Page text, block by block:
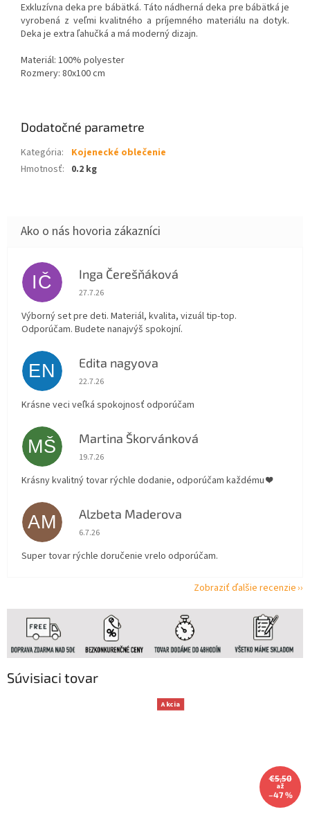
Súvisiaci tovar
Akcia
€5,50
až
–47 %
Exkluzívna deka pre bábätká. Táto nádherná deka pre bábätká je
vyrobená z veľmi kvalitného a príjemného materiálu na dotyk.
Deka je extra ľahučká a má moderný dizajn.
Materiál: 100% polyester
Rozmery: 80x100 cm
Dodatočné parametre
Kategória:
Kojenecké oblečenie
Hmotnosť: 0.2 kg
IČ Inga Čerešňáková
Hodnotenie obchodu je 5 z 5 hviezdičiek.
27.7.26
Výborný set pre deti. Materiál, kvalita, vizuál tip-top.
Odporúčam. Budete nanajvýš spokojní.
EN Edita nagyova
Hodnotenie obchodu je 5 z 5 hviezdičiek.
22.7.26
Krásne veci veľká spokojnosť odporúčam
MŠ Martina Škorvánková
Hodnotenie obchodu je 5 z 5 hviezdičiek.
19.7.26
Krásny kvalitný tovar rýchle dodanie, odporúčam každému ❤️
AM Alzbeta Maderova
Hodnotenie obchodu je 5 z 5 hviezdičiek.
6.7.26
Super tovar rýchle doručenie vrelo odporúčam.
Zobraziť ďalšie recenzie